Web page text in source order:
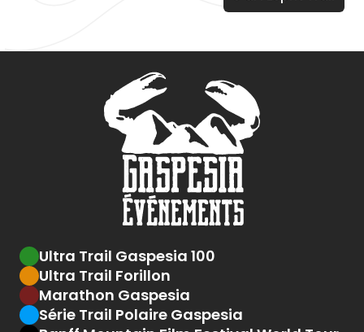
Ultra Trail Gaspesia 100
Ultra Trail Forillon
Marathon Gaspesia
Série Trail Polaire Gaspesia